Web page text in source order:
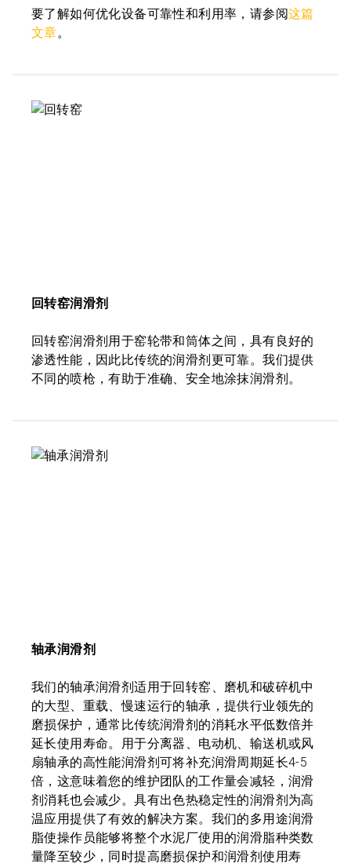
要了解如何优化设备可靠性和利用率，请参阅这篇
文章。
回转窑润滑剂
回转窑润滑剂用于窑轮带和筒体之间，具有良好的
渗透性能，因此比传统的润滑剂更可靠。我们提供
不同的喷枪，有助于准确、安全地涂抹润滑剂。
轴承润滑剂
我们的轴承润滑剂适用于回转窑、磨机和破碎机中
的大型、重载、慢速运行的轴承，提供行业领先的
磨损保护，通常比传统润滑剂的消耗水平低数倍并
延长使用寿命。用于分离器、电动机、输送机或风
扇轴承的高性能润滑剂可将补充润滑周期延长4-5
倍，这意味着您的维护团队的工作量会减轻，润滑
剂消耗也会减少。具有出色热稳定性的润滑剂为高
温应用提供了有效的解决方案。我们的多用途润滑
脂使操作员能够将整个水泥厂使用的润滑脂种类数
量降至较少，同时提高磨损保护和润滑剂使用寿